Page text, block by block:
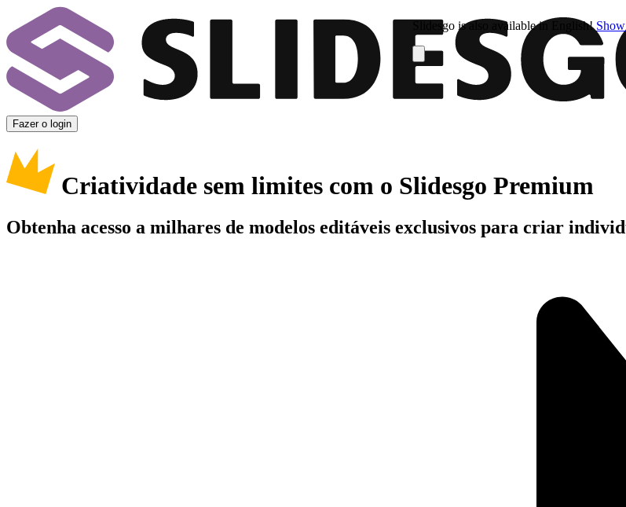
Slidesgo is also available in English!
Fazer o login
Criatividade sem limites com o Slidesgo Premium
Obtenha acesso a milhares de modelos editáveis exclusivos para criar